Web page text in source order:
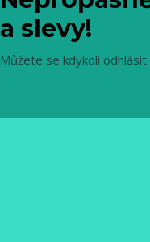
a slevy!
Můžete se kdykoli